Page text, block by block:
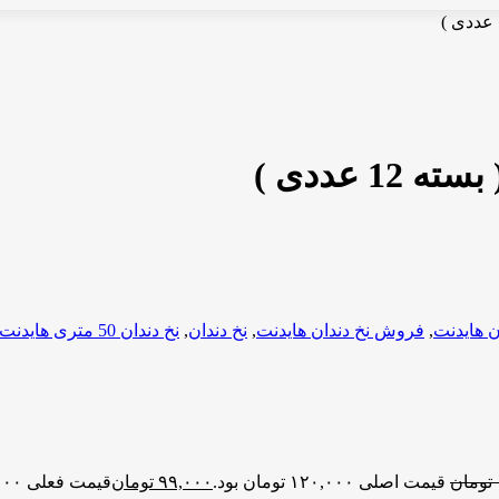
هایدنت, فروش نخ دندان هایدنت, نخ دندان, نخ دندان 50 متری هایدنت
تومان قیمت اصلی ۱۲۰,۰۰۰ تومان بود. ۹۹,۰۰۰ تومانقیمت فعلی ۹۹,۰۰۰ تومان است.